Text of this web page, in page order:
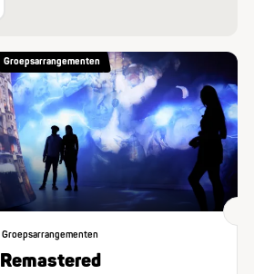
Groepsarrangementen
Groepsarrangementen
Remastered